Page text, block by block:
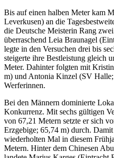
Bis auf einen halben Meter kam
Leverkusen) an die
die Deutsche Meisterin Rang
überraschend Leia Braunagel
legte in den Versuchen drei bis
steigerte ihre Bestleistung gleich
Meter. Dahinter folgten mit
m) und Antonia Kinzel (SV
Werferinnen.
Bei den Männern dominierte
Konkurrenz. Mit sechs gültigen
von 67,21 Metern setzte er sich
Erzgebige; 65,74 m) durch.
wiederholten Mal in diesem
Metern. Hinter dem Chinesen